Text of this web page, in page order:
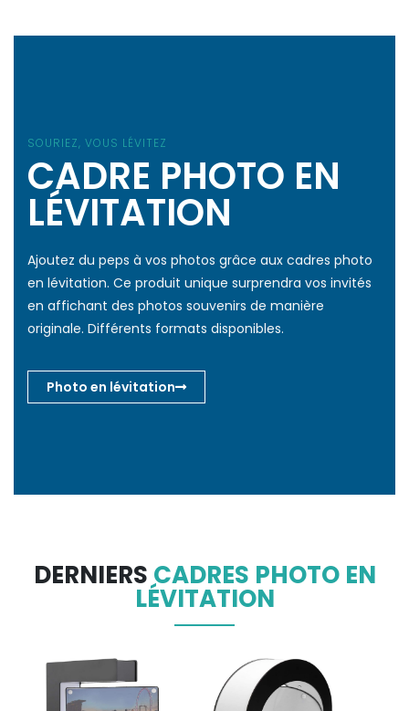
SOURIEZ, VOUS LÉVITEZ
CADRE PHOTO EN
LÉVITATION
Ajoutez du peps à vos photos grâce aux cadres photo
en lévitation. Ce produit unique surprendra vos invités
en affichant des photos souvenirs de manière
originale. Différents formats disponibles.
Photo en lévitation
DERNIERSCADRES PHOTO EN
LÉVITATION